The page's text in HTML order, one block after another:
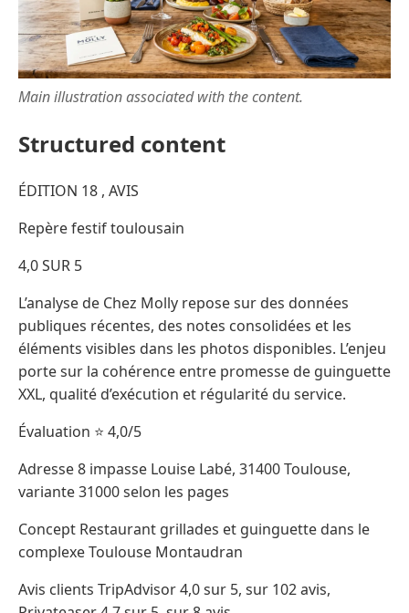
Main illustration associated with the content.
Structured content
ÉDITION 18 , AVIS
Repère festif toulousain
4,0 SUR 5
L’analyse de Chez Molly repose sur des données
publiques récentes, des notes consolidées et les
éléments visibles dans les photos disponibles. L’enjeu
porte sur la cohérence entre promesse de guinguette
XXL, qualité d’exécution et régularité du service.
Évaluation ⭐ 4,0/5
Adresse 8 impasse Louise Labé, 31400 Toulouse,
variante 31000 selon les pages
Concept Restaurant grillades et guinguette dans le
complexe Toulouse Montaudran
Avis clients TripAdvisor 4,0 sur 5, sur 102 avis,